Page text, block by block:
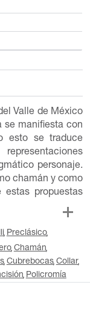
Valle de México
se manifiesta con
esto se traduce
personaje.
chamán y como
estas propuestas
Preclásico
Chamán
Cubrebocas Collar
Policromía